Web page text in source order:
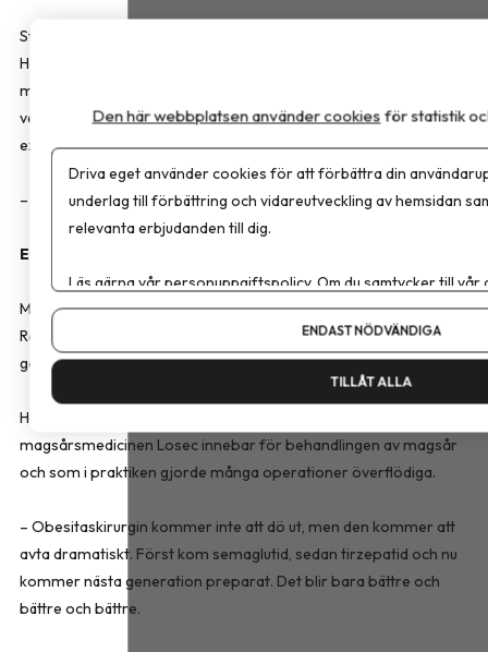
Stephan Rössner gick i pension för drygt ett decennium sedan.
Han diskuterar fortfarande forskningsfrågor med tidigare
medarbetare och blir ibland tillfrågad om att granska
vetenskapliga artiklar. Samtidigt upplever han att seniora
experters erfarenhet alltför sällan tas till vara.
– Jag skulle kunna göra lite mer nytta.
Ett dramatiskt genombrott
Med sin långa erfarenhet som utgångspunkt beskriver Stephan
Rössner dagens läkemedel som det största medicinska
genombrottet han har upplevt inom obesitasvården.
Han jämför utvecklingen med den omvälvning som
magsårsmedicinen Losec innebar för behandlingen av magsår
och som i praktiken gjorde många operationer överflödiga.
– Obesitaskirurgin kommer inte att dö ut, men den kommer att
avta dramatiskt. Först kom semaglutid, sedan tirzepatid och nu
kommer nästa generation preparat. Det blir bara bättre och
bättre och bättre.
Den här webbplatsen använder cookies för statistik
Driva eget använder cookies för att förbättra din
underlag till förbättring och vidareutveckling av hemsidan
relevanta erbjudanden till dig.
Läs gärna vårpersonuppgiftspolicy. Om du samtycker till vår
Om du vill ändra ditt val i efterhand hittar du den möjligheten
ENDAST NÖDVÄNDIGA
TILLÅT ALLA